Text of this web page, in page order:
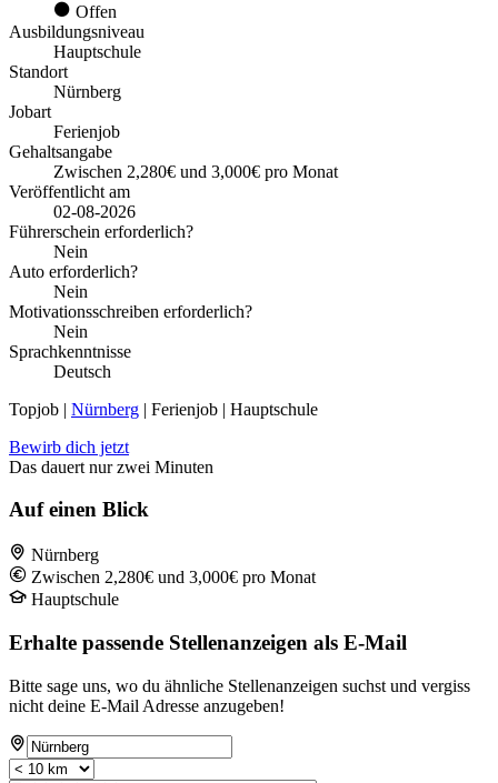
Offen
Ausbildungsniveau
Hauptschule
Standort
Nürnberg
Jobart
Ferienjob
Gehaltsangabe
Zwischen 2,280€ und 3,000€ pro Monat
Veröffentlicht am
02-08-2026
Führerschein erforderlich?
Nein
Auto erforderlich?
Nein
Motivationsschreiben erforderlich?
Nein
Sprachkenntnisse
Deutsch
Topjob | Nürnberg | Ferienjob | Hauptschule
Bewirb dich jetzt
Das dauert nur zwei Minuten
Auf einen Blick
Nürnberg
Zwischen 2,280€ und 3,000€ pro Monat
Hauptschule
Erhalte passende Stellenanzeigen als E-Mail
Bitte sage uns, wo du ähnliche Stellenanzeigen suchst und vergiss
nicht deine E-Mail Adresse anzugeben!